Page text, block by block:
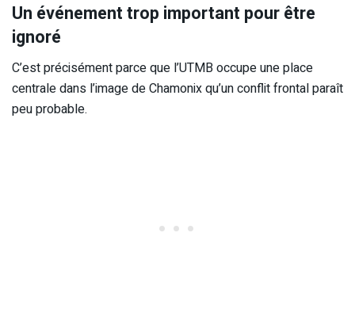
Un événement trop important pour être
ignoré
C’est précisément parce que l’UTMB occupe une place
centrale dans l’image de Chamonix qu’un conflit frontal paraît
peu probable.